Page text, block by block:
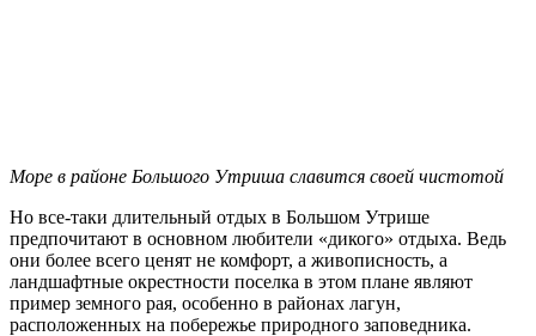
Море в районе Большого Утриша славится своей чистотой
Но все-таки длительный отдых в Большом Утрише
предпочитают в основном любители «дикого» отдыха. Ведь
они более всего ценят не комфорт, а живописность, а
ландшафтные окрестности поселка в этом плане являют
пример земного рая, особенно в районах лагун,
расположенных на побережье природного заповедника.